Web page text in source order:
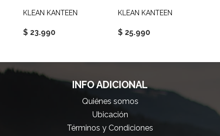
KLEAN KANTEEN
$ 23.990
KLEAN KANTEEN
$ 25.990
INFO ADICIONAL
Quiénes somos
Ubicación
Términos y Condiciones